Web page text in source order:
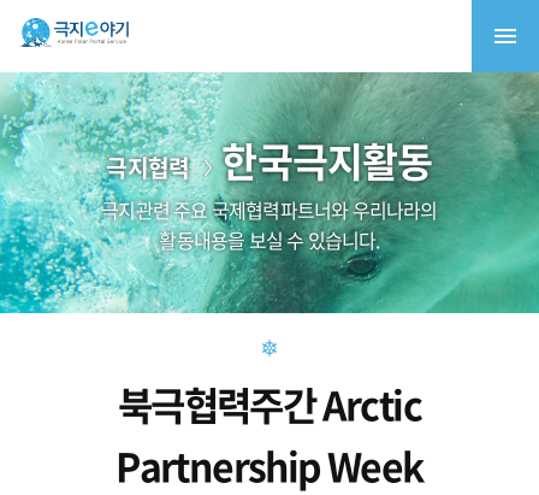
극지협력 한국극지활동
극지관련 주요 국제협력파트너와 우리나라의
활동내용을 보실 수 있습니다.
북극협력주간 Arctic
Partnership Week